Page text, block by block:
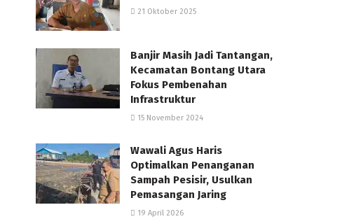
21 Oktober 2025
Banjir Masih Jadi Tantangan,
Kecamatan Bontang Utara
Fokus Pembenahan
Infrastruktur
15 November 2024
Wawali Agus Haris
Optimalkan Penanganan
Sampah Pesisir, Usulkan
Pemasangan Jaring
19 April 2026